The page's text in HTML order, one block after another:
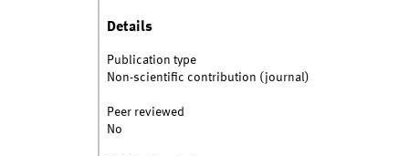
Details
Publication type
Non-scientific contribution (journal)
Peer reviewed
No